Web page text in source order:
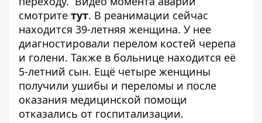
смотрите тут. В реанимации сейчас
находится 39-летняя женщина. У нее
диагностировали перелом костей черепа
и голени. Также в больнице находится её
5-летний сын. Ещё четыре женщины
получили ушибы и переломы и после
оказания медицинской помощи
отказались от госпитализации.